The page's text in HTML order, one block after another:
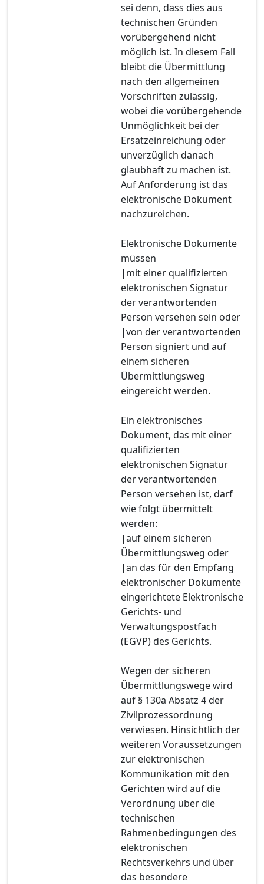
sei denn, dass dies aus
technischen Gründen
vorübergehend nicht
möglich ist. In diesem Fall
bleibt die Übermittlung
nach den allgemeinen
Vorschriften zulässig,
wobei die vorübergehende
Unmöglichkeit bei der
Ersatzeinreichung oder
unverzüglich danach
glaubhaft zu machen ist.
Auf Anforderung ist das
elektronische Dokument
nachzureichen.
Elektronische Dokumente
müssen
|mit einer qualifizierten
elektronischen Signatur
der verantwortenden
Person versehen sein oder
|von der verantwortenden
Person signiert und auf
einem sicheren
Übermittlungsweg
eingereicht werden.
Ein elektronisches
Dokument, das mit einer
qualifizierten
elektronischen Signatur
der verantwortenden
Person versehen ist, darf
wie folgt übermittelt
werden:
|auf einem sicheren
Übermittlungsweg oder
|an das für den Empfang
elektronischer Dokumente
eingerichtete Elektronische
Gerichts- und
Verwaltungspostfach
(EGVP) des Gerichts.
Wegen der sicheren
Übermittlungswege wird
auf § 130a Absatz 4 der
Zivilprozessordnung
verwiesen. Hinsichtlich der
weiteren Voraussetzungen
zur elektronischen
Kommunikation mit den
Gerichten wird auf die
Verordnung über die
technischen
Rahmenbedingungen des
elektronischen
Rechtsverkehrs und über
das besondere